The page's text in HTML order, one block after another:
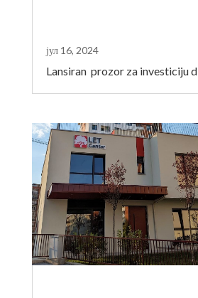
Lansiran prozor za investiciju
јул 16, 2024